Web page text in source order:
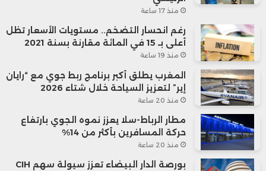
الميزة الجديدة في بحث غوغل، وتصاعدت
الانتقادات بعد أن أظهر مستخدمو الميزة
نتائج غير منطقية أو غير دقيقة ضمن
الإجابات التي يمنحها النموذج
للمستخدمين. إذ شارك مستخدمو وسائل
التواصل الاجتماعي مجموعة متنوعة من
لقطات الشاشة تظهر ميزة الذكاء
منذ 17 ساعة
رغم انحسار التضخم.. مستويات الأسعار تظل
أعلى بـ 15 في المائة مقارنة بسنة 2021
منذ 19 ساعة
المغرب يطلق أكبر برنامج ربط جوي مع “رايان
إير” لتعزيز السياحة خلال شتاء 2026
منذ 20 ساعة
مطار الرباط-سلا يعزز نموه الجوي بارتفاع
حركة المسافرين بأكثر من 14%
منذ 20 ساعة
بورصة الدار البيضاء تعزز سيولة سهم CIH